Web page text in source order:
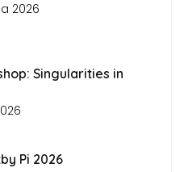
2026
Singularities in
Pi 2026